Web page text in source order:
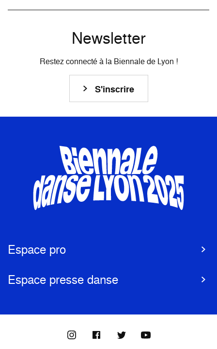
Newsletter
Restez connecté à la Biennale de Lyon !
S'inscrire
Espace pro
Espace presse danse